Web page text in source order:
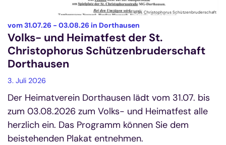
© St. Christophorus Schützenbruderschaft
vom 31.07.26 - 03.08.26 in Dorthausen
Volks- und Heimatfest der St.
Christophorus Schützenbruderschaft
Dorthausen
3. Juli 2026
Der Heimatverein Dorthausen lädt vom 31.07. bis
zum 03.08.2026 zum Volks- und Heimatfest alle
herzlich ein. Das Programm können Sie dem
beistehenden Plakat entnehmen.